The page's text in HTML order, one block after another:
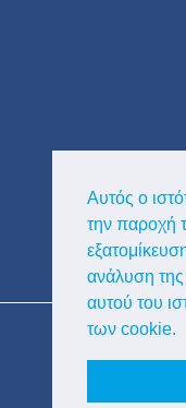
Αυτός ο
την παροχή
ανάλυση
αυτού του
των cookie.
Copyright ©